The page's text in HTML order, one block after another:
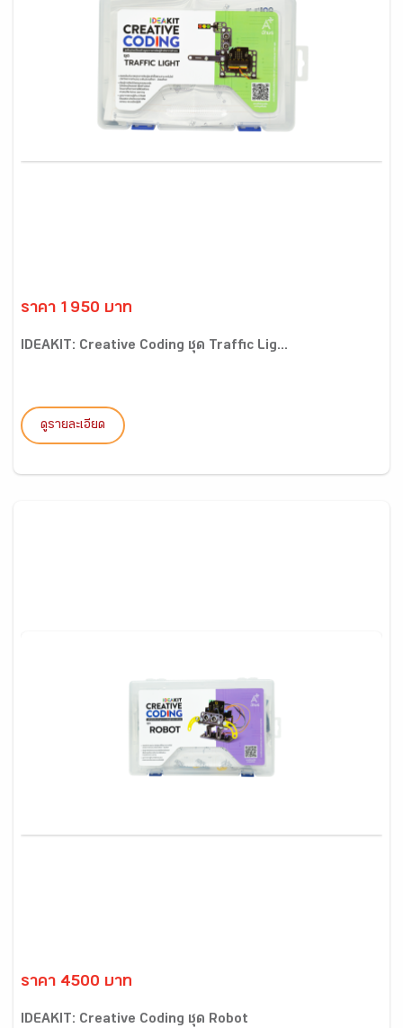
ราคา 1950 บาท
IDEAKIT: Creative Coding ชุด Traffic Lig...
ดูรายละเอียด
ราคา 4500 บาท
IDEAKIT: Creative Coding ชุด Robot